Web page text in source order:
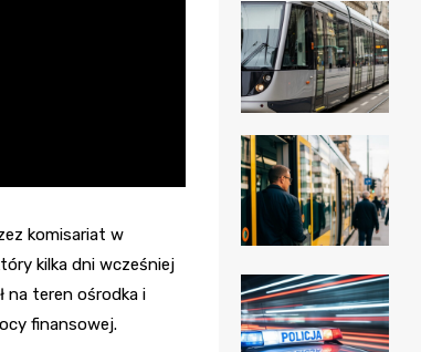
komisariat w
kilka dni wcześniej
na teren ośrodka i
finansowej.